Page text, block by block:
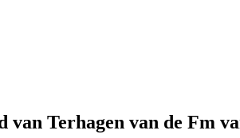
van Terhagen van de Fm